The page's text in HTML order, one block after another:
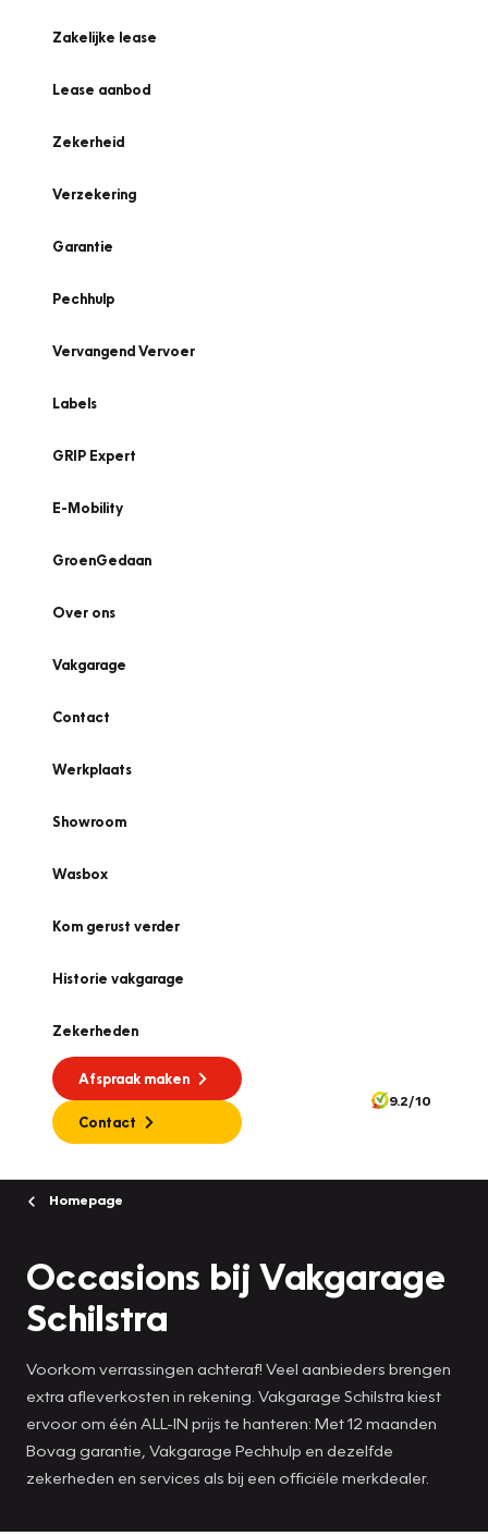
Zakelijke lease
Lease aanbod
Zekerheid
Verzekering
Garantie
Pechhulp
Vervangend Vervoer
Labels
GRIP Expert
E-Mobility
GroenGedaan
Over ons
Vakgarage
Contact
Werkplaats
Showroom
Wasbox
Kom gerust verder
Historie vakgarage
Zekerheden
Afspraak maken
Contact
9.2/10
Homepage
Occasions bij Vakgarage
Schilstra
Voorkom verrassingen achteraf! Veel aanbieders brengen
extra afleverkosten in rekening. Vakgarage Schilstra kiest
ervoor om één ALL-IN prijs te hanteren: Met 12 maanden
Bovag garantie, Vakgarage Pechhulp en dezelfde
zekerheden en services als bij een officiële merkdealer.